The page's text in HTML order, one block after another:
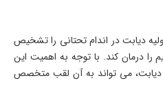
دیابت در اندام تحتانی را تشخیص
را درمان کند. با توجه به اهمیت این
می تواند به آن لقب متخصص